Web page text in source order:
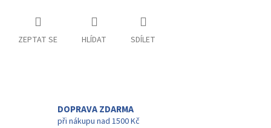
ZEPTAT SE HLÍDAT SDÍLET
DOPRAVA ZDARMA
při nákupu nad 1500 Kč